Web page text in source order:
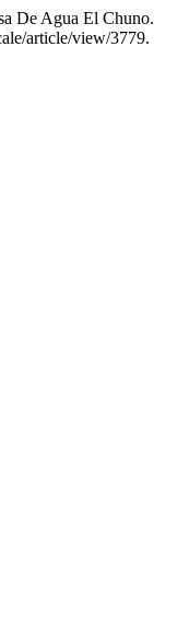
De Agua El Chuno.
article/view/3779.